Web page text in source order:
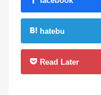
hatebu
Read Later